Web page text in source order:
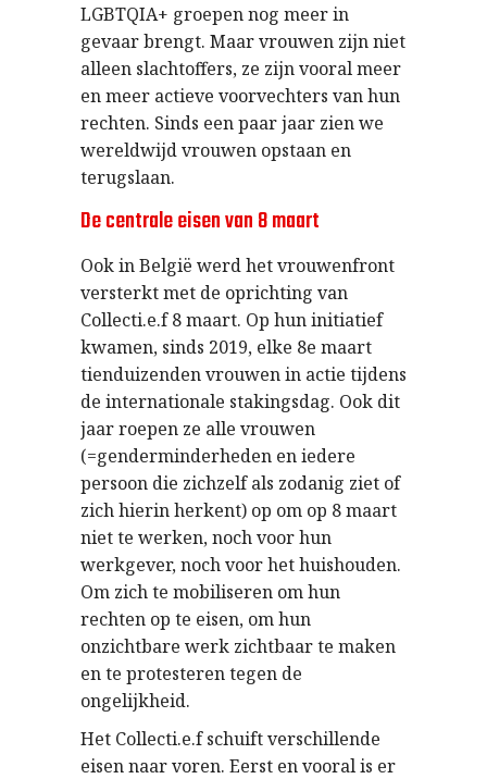
LGBTQIA+ groepen nog meer in
gevaar brengt. Maar vrouwen zijn niet
alleen slachtoffers, ze zijn vooral meer
en meer actieve voorvechters van hun
rechten. Sinds een paar jaar zien we
wereldwijd vrouwen opstaan en
terugslaan.
De centrale eisen van 8 maart
Ook in België werd het vrouwenfront
versterkt met de oprichting van
Collecti.e.f 8 maart. Op hun initiatief
kwamen, sinds 2019, elke 8e maart
tienduizenden vrouwen in actie tijdens
de internationale stakingsdag. Ook dit
jaar roepen ze alle vrouwen
(=genderminderheden en iedere
persoon die zichzelf als zodanig ziet of
zich hierin herkent) op om op 8 maart
niet te werken, noch voor hun
werkgever, noch voor het huishouden.
Om zich te mobiliseren om hun
rechten op te eisen, om hun
onzichtbare werk zichtbaar te maken
en te protesteren tegen de
ongelijkheid.
Het Collecti.e.f schuift verschillende
eisen naar voren. Eerst en vooral is er